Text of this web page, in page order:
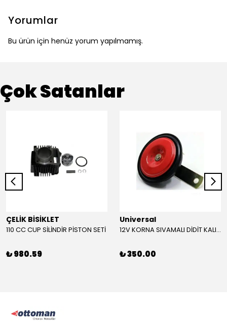
Yorumlar
Bu ürün için henüz yorum yapılmamış.
Çok Satanlar
ÇELİK BİSİKLET
110 CC CUP SİLİNDİR PİSTON SETİ
₺ 980.59
Universal
12V KORNA SIVAMALI DİDİT KALIN SESLİ (KIRMIZI)
₺ 350.00